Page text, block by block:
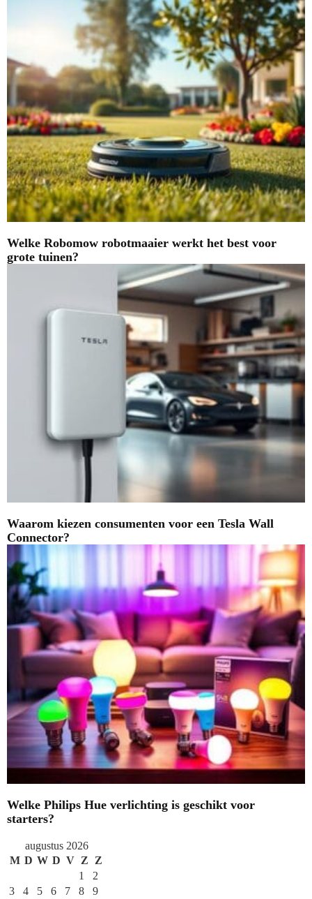
Welke Robomow robotmaaier werkt het best voor
grote tuinen?
Waarom kiezen consumenten voor een Tesla Wall
Connector?
Welke Philips Hue verlichting is geschikt voor
starters?
augustus 2026
M D W D V Z
Z
1
2
3
4 5 6 7 8
9